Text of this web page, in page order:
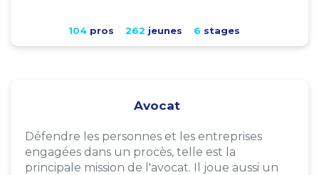
104pros 262 jeunes 6 stages
Avocat
Défendre les personnes et les entreprises
engagées dans un procès, telle est la
principale mission de l'avocat. Il joue aussi un